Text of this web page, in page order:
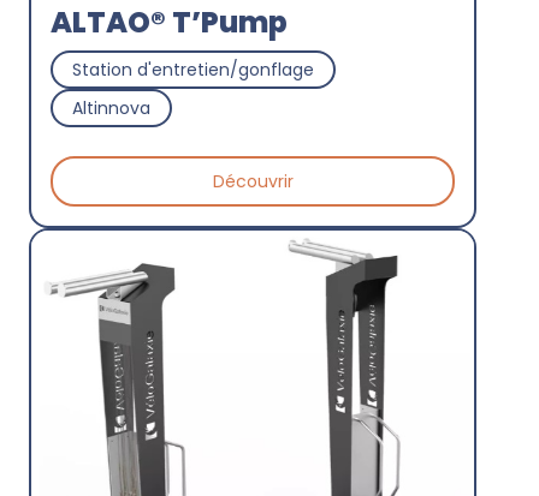
ALTAO® T’Pump
Station d'entretien/gonflage
Altinnova
Découvrir